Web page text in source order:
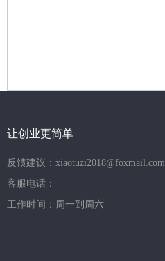
让创业更简单
反馈建议：xiaotuzi2018@foxmail.com
客服电话：
工作时间：周一到周六